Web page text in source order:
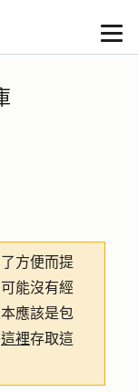
方便而提
能沒有經
應該是包
這裡存取這